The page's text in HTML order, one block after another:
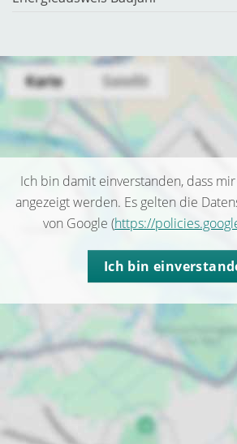
Ich bin damit einverstanden, dass
angezeigt werden. Es gelten die
von Google (https://
Ich bin